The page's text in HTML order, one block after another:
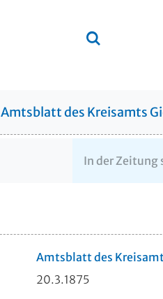
Amtsblatt des Kreisamts
Amtsblatt des
20.3.1875